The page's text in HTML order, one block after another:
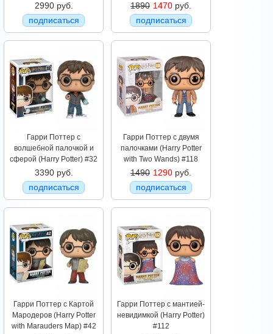
2990 руб.
подписаться
1890 1470 руб.
подписаться
Гарри Поттер с
волшебной палочкой и
сферой (Harry Potter) #32
3390 руб.
подписаться
Гарри Поттер с двумя
палочками (Harry Potter
with Two Wands) #118
1490 1290 руб.
подписаться
Гарри Поттер с Картой
Мародеров (Harry Potter
with Marauders Map) #42
Гарри Поттер с мантией-
невидимкой (Harry Potter)
#112